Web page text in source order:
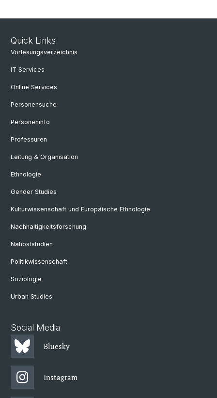
Quick Links
Vorlesungsverzeichnis
IT Services
Online Services
Personensuche
Personeninfo
Professuren
Leitung & Organisation
Ethnologie
Gender Studies
Kulturwissenschaft und Europäische Ethnologie
Nachhaltigkeitsforschung
Nahoststudien
Politikwissenschaft
Soziologie
Urban Studies
Social Media
Bluesky
Instagram